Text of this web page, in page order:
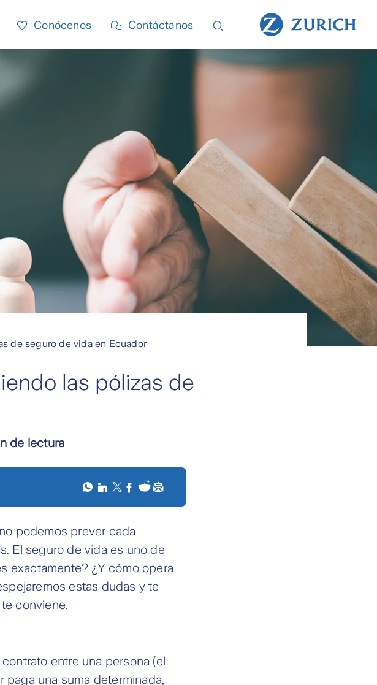
Conócenos Contáctanos
de seguro de vida en Ecuador
las pólizas de
de lectura
podemos prever cada
El seguro de vida es uno de
exactamente? ¿Y cómo opera
estas dudas y te
conviene.
entre una persona (el
paga una suma determinada,